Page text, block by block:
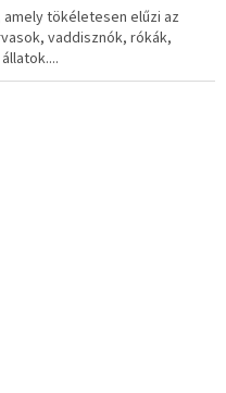
tökéletesen elűzi az
vaddisznók, rókák,